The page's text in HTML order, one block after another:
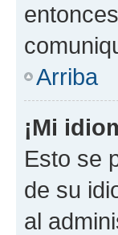
Arriba
¡Mi
Esto se
de su
al